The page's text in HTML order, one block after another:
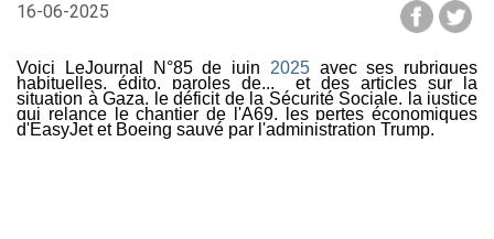
16-06-2025
Voici LeJournal N°85 de juin 2025 avec ses rubriques
habituelles, édito, paroles de... et des articles sur la
situation à Gaza, le déficit de la Sécurité Sociale, la justice
qui relance le chantier de l'A69, les pertes économiques
d'EasyJet et Boeing sauvé par l'administration Trump.